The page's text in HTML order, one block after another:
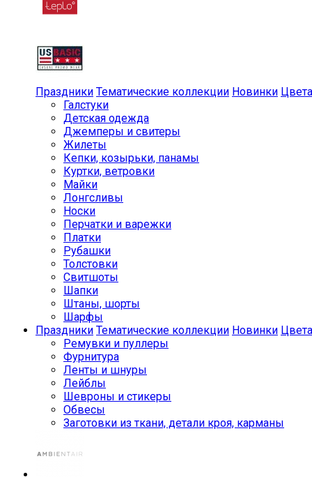
Праздники Тематические коллекции Новинки Цвета
Галстуки
Детская одежда
Джемперы и свитеры
Жилеты
Кепки, козырьки, панамы
Куртки, ветровки
Майки
Лонгсливы
Носки
Перчатки и варежки
Платки
Рубашки
Толстовки
Свитшоты
Шапки
Штаны, шорты
Шарфы
Праздники Тематические коллекции Новинки Цвета
Ремувки и пуллеры
Фурнитура
Ленты и шнуры
Лейблы
Шевроны и стикеры
Обвесы
Заготовки из ткани, детали кроя, карманы